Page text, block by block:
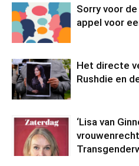
Sorry voor de
appel voor
Het directe
Rushdie en
‘Lisa van